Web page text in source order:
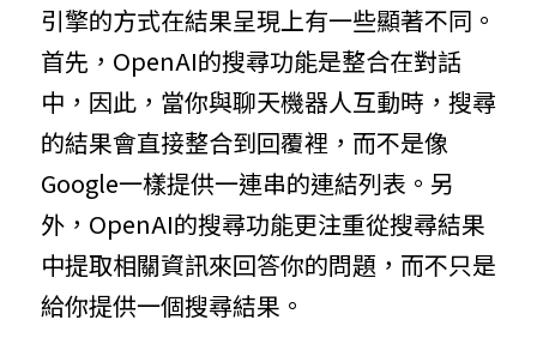
引擎的方式在結果呈現上有一些顯著不同。
首先，OpenAI的搜尋功能是整合在對話
中，因此，當你與聊天機器人互動時，搜尋
的結果會直接整合到回覆裡，而不是像
Google一樣提供一連串的連結列表。另
外，OpenAI的搜尋功能更注重從搜尋結果
中提取相關資訊來回答你的問題，而不只是
給你提供一個搜尋結果。